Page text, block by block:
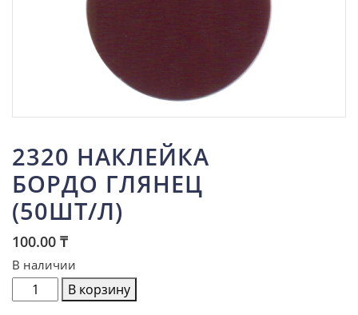
2320 НАКЛЕЙКА
БОРДО ГЛЯНЕЦ
(50ШТ/Л)
100.00 ₸
В наличии
Количество
товара
В корзину